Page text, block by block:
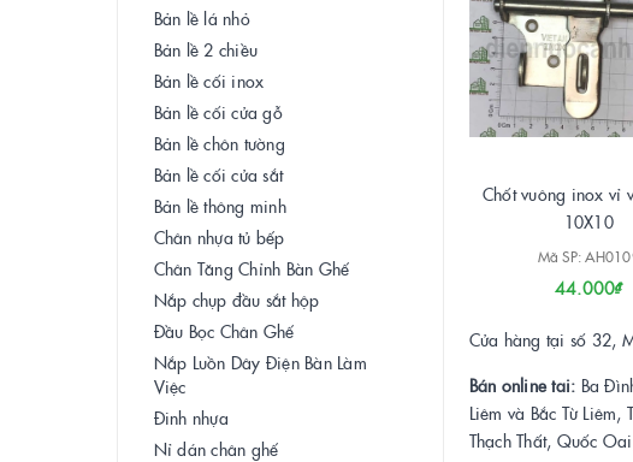
Chốt vuông inox vỉ
10X10
Mã SP:
44.000₫
Cửa hàng tại số 32,
Bán online tai: Ba
Liêm và Bắc Từ
Thạch Thất, Quốc
Bản lề lá nhỏ
Bản lề 2 chiều
Bản lề cối inox
Bản lề cối cửa gỗ
Bản lề chôn tường
Bản lề cối cửa sắt
Bản lề thông minh
Chân nhựa tủ bếp
Chân Tăng Chỉnh Bàn Ghế
Nắp chụp đầu sắt hộp
Đầu Bọc Chân Ghế
Nắp Luồn Dây Điện Bàn Làm
Việc
Đinh nhựa
Nỉ dán chân ghế